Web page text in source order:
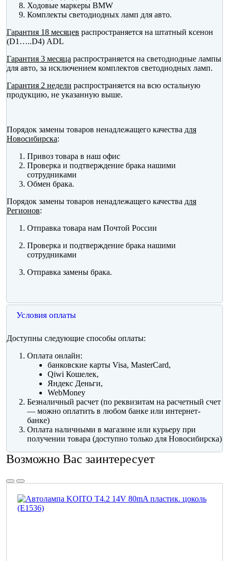
Ходовые маркеры BMW
Комплекты светодиодных ламп для авто.
Гарантия 18 месяцев распространяется на штатный ксенон
(D1…..D4) ADL
Гарантия 3 месяца распространяется на светодиодные лампы
для авто, за исключением комплектов светодиодных ламп.
Гарантия 2 недели распространяется на всю остальную
продукцию, не указанную выше.
Порядок замены товаров ненадлежащего качества для
Новосибирска:
Привоз товара в наш офис
Проверка и подтверждение брака нашими
сотрудниками
Обмен брака.
Порядок замены товаров ненадлежащего качества для
Регионов:
Отправка товара нам Почтой России
Проверка и подтверждение брака нашими
сотрудниками
Отправка замены брака.
Условия оплаты
Доступны следующие способы оплаты:
Оплата онлайн:
банковские карты Visa, MasterCard,
Qiwi Кошелек,
Яндекс Деньги,
WebMoney
Безналичный расчет (по реквизитам на расчетный счет
— можно оплатить в любом банке или интернет-
банке)
Оплата наличными в магазине или курьеру при
получении товара (доступно только для Новосибирска)
Возможно Вас заинтересует